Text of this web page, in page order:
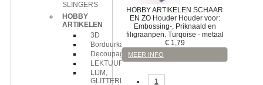
SLINGERS
HOBBY
ARTIKELEN
3D
Borduurkaarten
Decoupage
LEKTUUR
LIJM,
GLITTERLIJM
HOBBY ARTIKELEN SCHAAR
EN ZO Houder Houder voor:
Embossing-, Priknaald en
filigraanpen. Turqoise - metaal
€ 1,79
MEER INFO
1